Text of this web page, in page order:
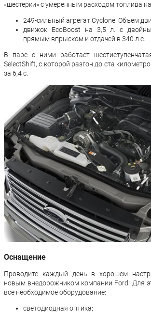
«шестерки» с умеренным расходом топлива
249-сильный агрегат Cyclone. Объем
движок EcoBoost на 3,5 л. с
прямым впрыском и отдачей в 340 л.с.
В паре с ними работает
SelectShift, с которой разгон до ста
за 6,4 с.
Оснащение
Проводите каждый день в хорошем
новым внедорожником компании Ford! Для
все необходимое оборудование:
светодиодная оптика;